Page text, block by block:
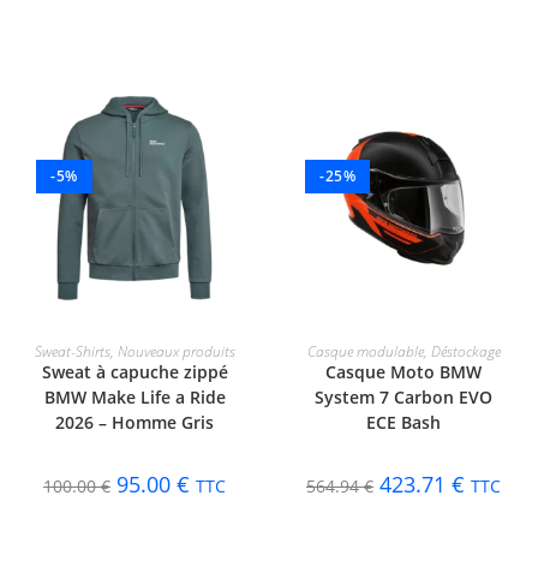
-5%
CHOIX DES OPTIONS
Sweat-Shirts, Nouveaux produits
Sweat à capuche zippé
BMW Make Life a Ride
2026 – Homme Gris
100.00€ 95.00 € TTC
-25%
CHOIX DES OPTIONS
Casque modulable, Déstockage
Casque Moto BMW
System 7 Carbon EVO
ECE Bash
564.94€ 423.71 € TTC